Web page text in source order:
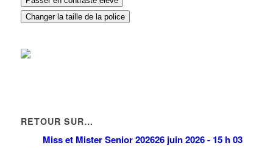
Changer la taille de la police
RETOUR SUR…
Miss et Mister Senior 202626 juin 2026 - 15 h 03